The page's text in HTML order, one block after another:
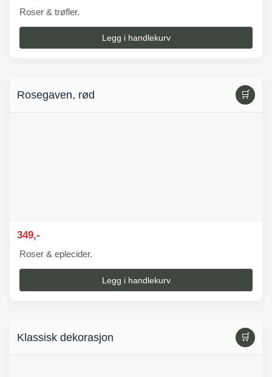
Roser & trøfler.
Legg i handlekurv
Rosegaven, rød 🛒
349,-
Roser & eplecider.
Legg i handlekurv
Klassisk dekorasjon 🛒